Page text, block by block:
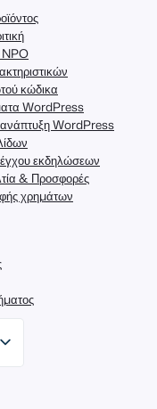
NPO
κώδικα
WordPress
WordPress
εκδηλώσεων
& Προσφορές
χρημάτων